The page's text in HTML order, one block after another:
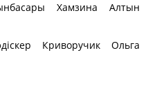
Хамзина Алтын
Криворучик Ольга